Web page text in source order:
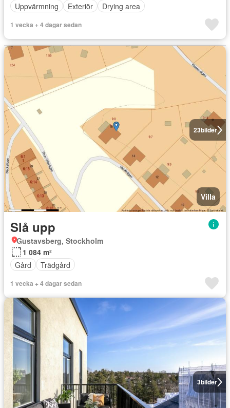
Uppvärmning
Exteriör Drying area
1 vecka + 4 dagar sedan
23bilder
Villa
Slå upp
Gustavsberg, Stockholm
1 084 m²
Gård
Trädgård
1 vecka + 4 dagar sedan
3bilder